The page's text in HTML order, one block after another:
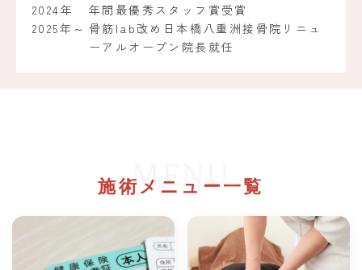
2024年
年間最優秀スタッフ賞受賞
2025年～ 骨筋lab改め日本橋八重洲接骨院リニュ
ーアルオープン院長就任
施術メニュー一覧
MENU